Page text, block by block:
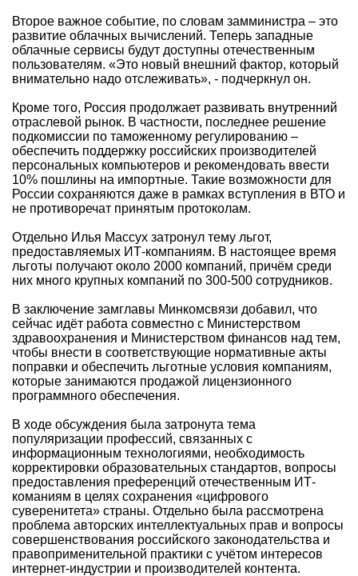
Второе важное событие, по словам замминистра – это
развитие облачных вычислений. Теперь западные
облачные сервисы будут доступны отечественным
пользователям. «Это новый внешний фактор, который
внимательно надо отслеживать», - подчеркнул он.
Кроме того, Россия продолжает развивать внутренний
отраслевой рынок. В частности, последнее решение
подкомиссии по таможенному регулированию –
обеспечить поддержку российских производителей
персональных компьютеров и рекомендовать ввести
10% пошлины на импортные. Такие возможности для
России сохраняются даже в рамках вступления в ВТО и
не противоречат принятым протоколам.
Отдельно Илья Массух затронул тему льгот,
предоставляемых ИТ-компаниям. В настоящее время
льготы получают около 2000 компаний, причём среди
них много крупных компаний по 300-500 сотрудников.
В заключение замглавы Минкомсвязи добавил, что
сейчас идёт работа совместно с Министерством
здравоохранения и Министерством финансов над тем,
чтобы внести в соответствующие нормативные акты
поправки и обеспечить льготные условия компаниям,
которые занимаются продажой лицензионного
программного обеспечения.
В ходе обсуждения была затронута тема
популяризации профессий, связанных с
информационным технологиями, необходимость
корректировки образовательных стандартов, вопросы
предоставления преференций отечественным ИТ-
команиям в целях сохранения «цифрового
суверенитета» страны. Отдельно была рассмотрена
проблема авторских интеллектуальных прав и вопросы
совершенствования российского законодательства и
правоприменительной практики с учётом интересов
интернет-индустрии и производителей контента.